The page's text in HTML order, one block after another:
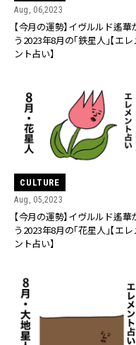
Aug, 06,2023
【今月の運勢】イヴルルド遙華
う2023年8月の「鉄星人」【エレ
ント占い】
CULTURE
Aug, 05,2023
【今月の運勢】イヴルルド遙華
う2023年8月の「花星人」【エレ
ント占い】